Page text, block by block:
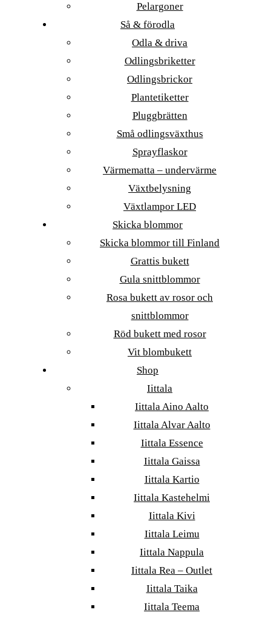
Pelargoner
Så & förodla
Odla & driva
Odlingsbriketter
Odlingsbrickor
Plantetiketter
Pluggbrätten
Små odlingsväxthus
Sprayflaskor
Värmematta – undervärme
Växtbelysning
Växtlampor LED
Skicka blommor
Skicka blommor till Finland
Grattis bukett
Gula snittblommor
Rosa bukett av rosor och
snittblommor
Röd bukett med rosor
Vit blombukett
Shop
Iittala
Iittala Aino Aalto
Iittala Alvar Aalto
Iittala Essence
Iittala Gaissa
Iittala Kartio
Iittala Kastehelmi
Iittala Kivi
Iittala Leimu
Iittala Nappula
Iittala Rea – Outlet
Iittala Taika
Iittala Teema